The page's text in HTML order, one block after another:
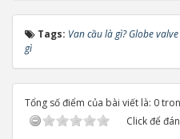
Tags: Van cầu là gì? Globe
gì
Tổng số điểm của bài viết là: 0
Click để